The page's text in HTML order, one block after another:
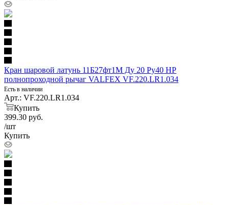
Кран шаровой латунь 11Б27фт1М Ду 20 Ру40 НР
полнопроходной рычаг VALFEX VF.220.LR1.034
Есть в наличии
Арт.: VF.220.LR1.034
Купить
399.30 руб.
/шт
Купить